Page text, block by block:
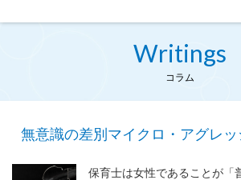
Writings
コラム
無意識の差別マイクロ・アグレッ
保育士は女性であることが「